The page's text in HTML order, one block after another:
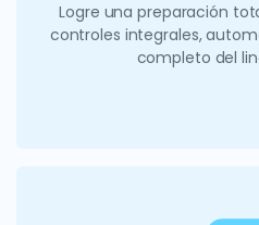
Logre una preparación
controles integrales,
completo del